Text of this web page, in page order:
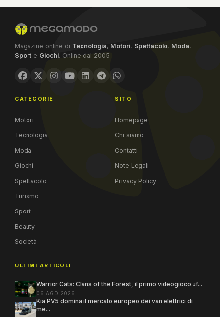
Magazine online di Tecnologia, Motori, Spettacolo, Moda,
Sport e Giochi. Online dal 2005.
CATEGORIE
Motori
Tecnologia
Moda
Giochi
Spettacolo
Turismo
Sport
Beauty
Società
SITO
Homepage
Chi siamo
Contatti
Note Legali
Privacy Policy
ULTIMI ARTICOLI
Warrior Cats: Clans of the Forest, il primo videogioco uf...
06 AGO 2026
Kia PV5 domina il mercato europeo dei van elettrici di
me...